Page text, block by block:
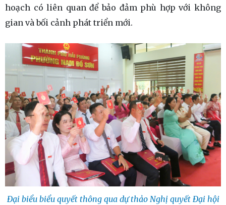
hoạch có liên quan để bảo đảm phù hợp với không
gian và bối cảnh phát triển mới.
Đại biểu biểu quyết thông qua dự thảo Nghị quyết Đại hội